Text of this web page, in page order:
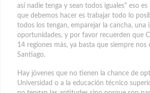
así nadie tenga y sean todos iguales" eso
que debemos hacer es trabajar todo lo
todos los tengan, emparejar la cancha, una
oportunidades, y por favor recuerden que
14 regiones más, ya basta que siempre nos
Santiago.
Hay jóvenes que no tienen la chance de
Universidad o a la educación técnico